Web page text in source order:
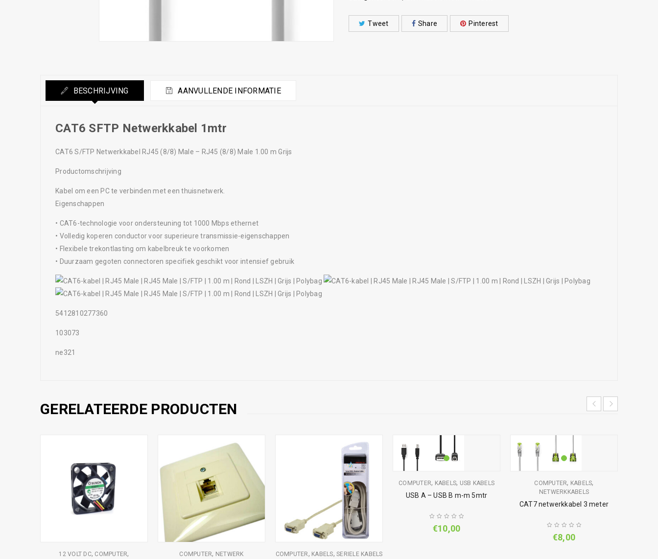
Tweet Share Pinterest
BESCHRIJVING AANVULLENDE INFORMATIE
CAT6 SFTP Netwerkkabel 1mtr
CAT6 S/FTP Netwerkkabel RJ45 (8/8) Male – RJ45 (8/8) Male 1.00 m Grijs
Productomschrijving
Kabel om een PC te verbinden met een thuisnetwerk.
Eigenschappen
• CAT6-technologie voor ondersteuning tot 1000 Mbps ethernet
• Volledig koperen conductor voor superieure transmissie-eigenschappen
• Flexibele trekontlasting om kabelbreuk te voorkomen
• Duurzaam gegoten connectoren specifiek geschikt voor intensief gebruik
5412810277360
103073
ne321
GERELATEERDE PRODUCTEN
12 VOLT DC, COMPUTER, COMPUTER, NETWERK COMPUTER, KABELS, SERIELE KABELS
COMPUTER, KABELS, USB KABELS
USB A – USB B m-m 5mtr
€10,00
COMPUTER, KABELS,
NETWERKKABELS
CAT7 netwerkkabel 3 meter
€8,00